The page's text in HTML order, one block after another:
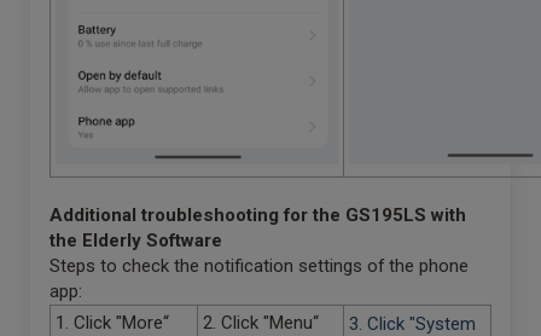
Additional troubleshooting for the GS195LS with
the Elderly Software
Steps to check the notification settings of the phone
app:
1. Click "More“
2. Click "Menu“
3. Click "System